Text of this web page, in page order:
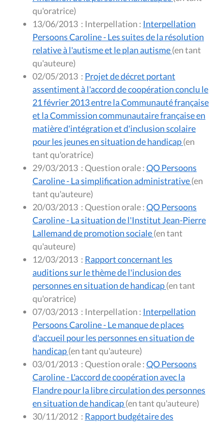
qu'oratrice)
13/06/2013 : Interpellation : Interpellation
Persoons Caroline - Les suites de la résolution
relative à l'autisme et le plan autisme(en tant
qu'auteure)
02/05/2013 : Projet de décret portant
assentiment à l'accord de coopération conclu le
21 février 2013 entre la Communauté française
et la Commission communautaire française en
matière d'intégration et d'inclusion scolaire
pour les jeunes en situation de handicap(en
tant qu'oratrice)
29/03/2013 : Question orale :QO Persoons
Caroline - La simplification administrative(en
tant qu'auteure)
20/03/2013 : Question orale :QO Persoons
Caroline - La situation de l'Institut Jean-Pierre
Lallemand de promotion sociale(en tant
qu'auteure)
12/03/2013 : Rapport concernant les
auditions sur le thème de l'inclusion des
personnes en situation de handicap(en tant
qu'oratrice)
07/03/2013 : Interpellation : Interpellation
Persoons Caroline - Le manque de places
d'accueil pour les personnes en situation de
handicap
(en tant qu'auteure)
03/01/2013 : Question orale :QO Persoons
Caroline - L'accord de coopération avec la
Flandre pour la libre circulation des personnes
en situation de handicap
(en tant qu'auteure)
30/11/2012 : Rapport budgétaire des